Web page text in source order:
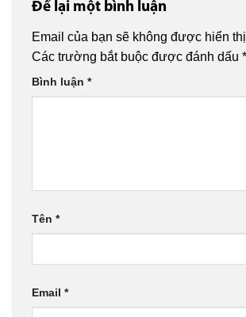
Để lại một bình luận
Email của bạn sẽ không được hiển
Các trường bắt buộc được đánh dấu *
Bình luận *
Tên *
Email *